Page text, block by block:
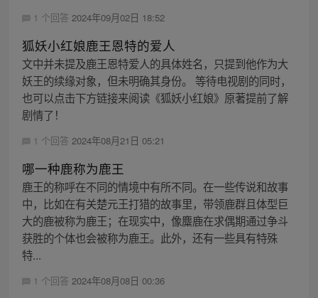
1 个回答 2024年09月02日 18:52
狐妖小红娘鹿王恩特的爱人
文中并未提及鹿王恩特爱人的具体姓名，只提到他作为大
妖王的续缘对象，但未明确其身份。 等待电视剧的同时，
也可以点击下方链接来阅读《狐妖小红娘》原著提前了解
剧情了！
1 个回答 2024年08月21日 05:21
哪一种鹿称为鹿王
鹿王的称呼在不同的情境中有所不同。在一些传说和故事
中，比如在有关楚元王打猎的故事里，带领鹿群且体型巨
大的鹿被称为鹿王；在现实中，像麋鹿在求偶期通过争斗
获胜的个体也会被称为鹿王。此外，还有一些具有特殊
特...
1 个回答 2024年08月08日 00:36